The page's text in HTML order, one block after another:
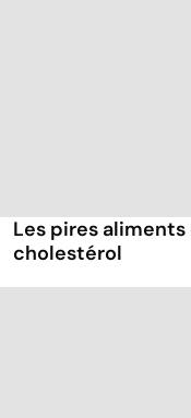
Les pires
cholestérol